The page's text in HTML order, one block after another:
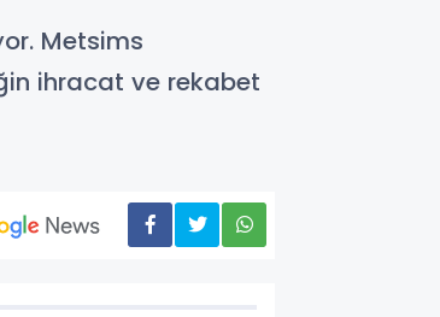
Metsims
ihracat ve rekabet